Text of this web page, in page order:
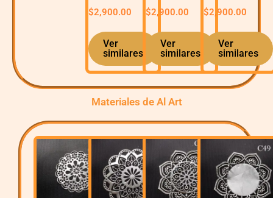
$2,900.00
Ver
similares
$2,900.00
Ver
similares
$2,900.00
Ver
similares
Materiales de Al Art
quantity
quantity
quantity
quantity